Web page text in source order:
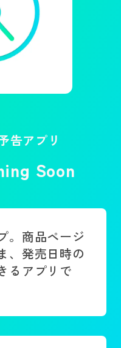
告アプリ
Soon
。商品ページ
、発売日時の
るアプリで